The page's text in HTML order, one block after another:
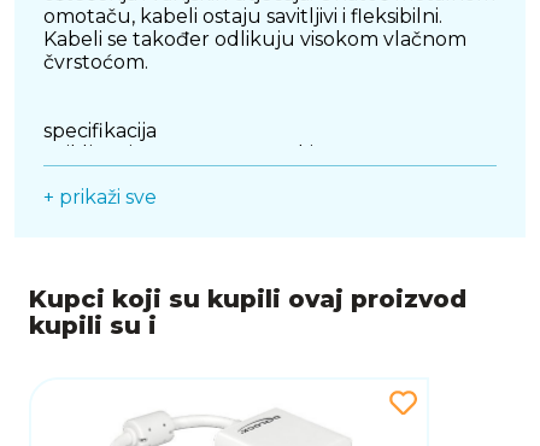
omotaču, kabeli ostaju savitljivi i fleksibilni.
Kabeli se također odlikuju visokom vlačnom
čvrstoćom.
specifikacija
kabel
Fiksni smjer signala
prijenos audio i video signala
Brzina prijenosa podataka do 48 Gbps
HDMI do 7680 x 4320 @ 60Hz
HDMI do 3840 x 2160 @ 144Hz
+ prikaži sve
Kupci koji su kupili ovaj proizvod
kupili su i